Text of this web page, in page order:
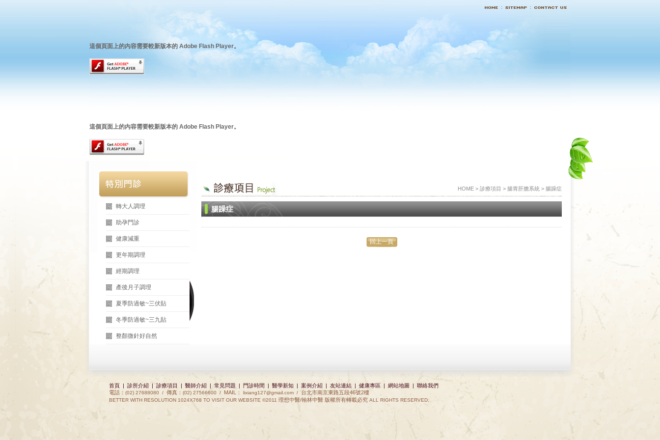
這個頁面上的內容需要較新版本的 Adobe Flash Player。
這個頁面上的內容需要較新版本的 Adobe Flash Player。
轉大人調理
助孕門診
健康減重
更年期調理
經期調理
產後月子調理
夏季防過敏~三伏貼
冬季防過敏~三九貼
整顏微針好自然
HOME > 診療項目 > 腸胃肝膽系統 > 腸躁症
腸躁症
回上一頁
首頁| 診所介紹| 診療項目 | 醫師介紹| 常見問題 | 門診時間 | 醫學新知 | 案例介紹| 友站連結| 健康專區| 網站地圖 | 聯絡我們
電話： (02) 27688080 / 傳真： (02) 27566600 / MAIL： lixiang127@gmail.com / 台北市南京東路五段46號2樓
BETTER WITH RESOLUTION 1024X768 TO VISIT OUR WEBSITE ©2011 理想中醫/翰林中醫 版權所有轉載必究ALL RIGHTS RESERVED,